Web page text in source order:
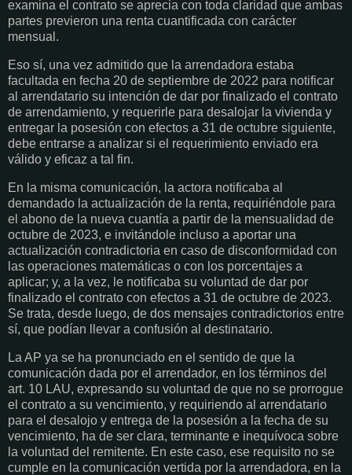
examina el contrato se aprecia con toda claridad que ambas
partes previeron una renta cuantificada con carácter
mensual.
Eso sí, una vez admitido que la arrendadora estaba
facultada en fecha 20 de septiembre de 2022 para notificar
al arrendatario su intención de dar por finalizado el contrato
de arrendamiento, y requerirle para desalojar la vivienda y
entregar la posesión con efectos a 31 de octubre siguiente,
debe entrarse a analizar si el requerimiento enviado era
válido y eficaz a tal fin.
En la misma comunicación, la actora notificaba al
demandado la actualización de la renta, requiriéndole para
el abono de la nueva cuantía a partir de la mensualidad de
octubre de 2023, e invitándole incluso a aportar una
actualización contradictoria en caso de disconformidad con
las operaciones matemáticas o con los porcentajes a
aplicar; y, a la vez, le notificaba su voluntad de dar por
finalizado el contrato con efectos a 31 de octubre de 2023.
Se trata, desde luego, de dos mensajes contradictorios entre
sí, que podían llevar a confusión al destinatario.
La AP ya se ha pronunciado en el sentido de que la
comunicación dada por el arrendador, en los términos del
art. 10 LAU, expresando su voluntad de que no se prorrogue
el contrato a su vencimiento, y requiriendo al arrendatario
para el desalojo y entrega de la posesión a la fecha de su
vencimiento, ha de ser clara, terminante e inequívoca sobre
la voluntad del remitente. En este caso, ese requisito no se
cumple en la comunicación vertida por la arrendadora, en la